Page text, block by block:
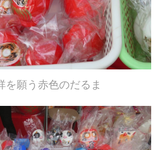
を願う赤色のだるま